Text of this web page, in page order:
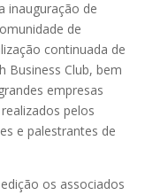
inauguração de
de
continuada de
Business Club, bem
empresas
pelos
e palestrantes de
os associados